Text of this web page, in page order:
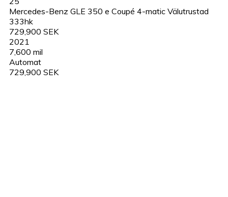
Mercedes-Benz GLE 350 e Coupé 4-matic Välutrustad
333hk
729,900 SEK
2021
7,600 mil
Automat
729,900 SEK